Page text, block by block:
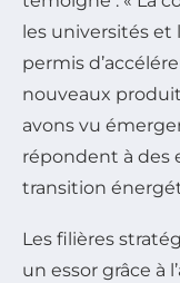
les universités et
permis
nouveaux
avons vu
répondent à des
transition
Les filières
un essor grâce à